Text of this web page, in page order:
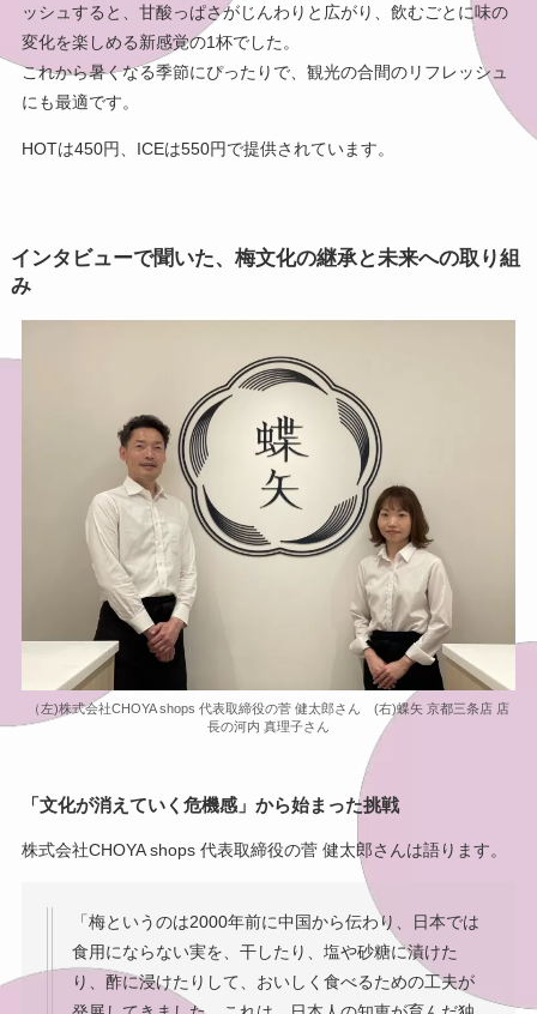
ッシュすると、甘酸っぱさがじんわりと広がり、飲むごとに味の
変化を楽しめる新感覚の1杯でした。
これから暑くなる季節にぴったりで、観光の合間のリフレッシュ
にも最適です。
HOTは450円、ICEは550円で提供されています。
インタビューで聞いた、梅文化の継承と未来への取り組
み
（左)株式会社CHOYA shops 代表取締役の菅 健太郎さん (右)蝶矢 京都三条店 店
長の河内 真理子さん
「文化が消えていく危機感」から始まった挑戦
株式会社CHOYA shops 代表取締役の菅 健太郎さんは語ります。
「梅というのは2000年前に中国から伝わり、日本では
食用にならない実を、干したり、塩や砂糖に漬けた
り、酢に浸けたりして、おいしく食べるための工夫が